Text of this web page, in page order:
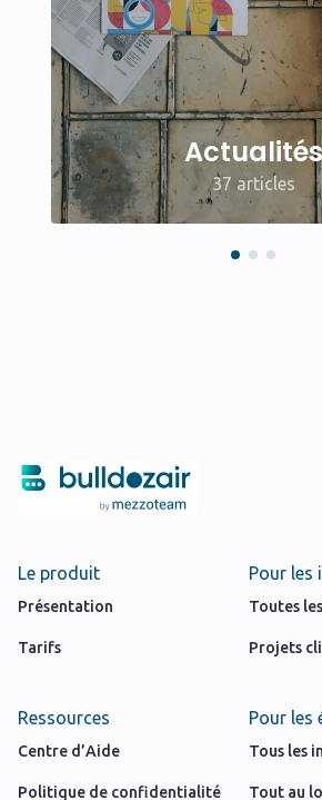
Actualités
37 articles
Le produit
Présentation
Tarifs
Pour les
Toutes
Projets
Ressources
Centre d’Aide
Politique de confidentialité
Pour les
Tous les
Tout au